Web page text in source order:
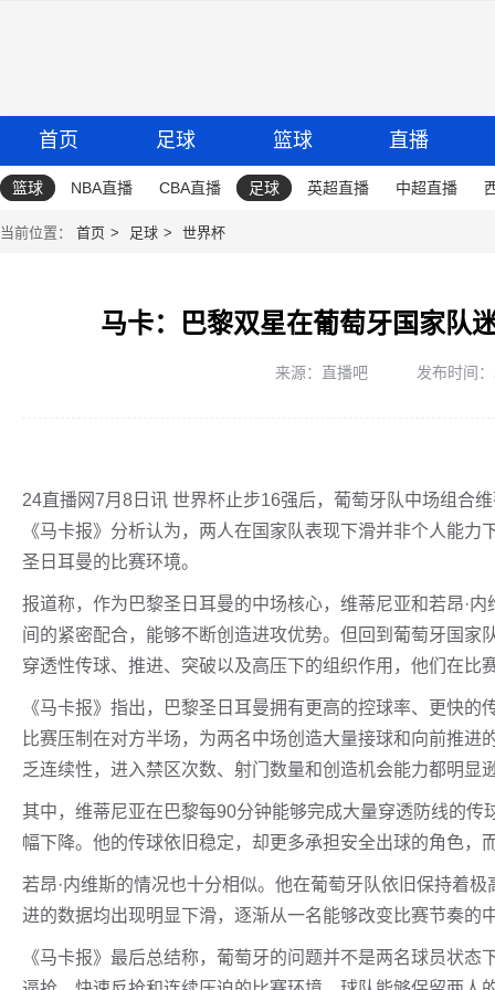
首页 足球 篮球 直播
篮球 NBA直播 CBA直播 足球 英超直播 中超直播
当前位置： 首页 足球 世界杯
马卡：巴黎双星在葡萄牙国家队
来源：直播吧 发布时间
24直播网7月8日讯 世界杯止步16强后，葡萄牙队中场组合
《马卡报》分析认为，两人在国家队表现下滑并非个人能
圣日耳曼的比赛环境。
报道称，作为巴黎圣日耳曼的中场核心，维蒂尼亚和若昂·
间的紧密配合，能够不断创造进攻优势。但回到葡萄牙国
穿透性传球、推进、突破以及高压下的组织作用，他们在比
《马卡报》指出，巴黎圣日耳曼拥有更高的控球率、更快
比赛压制在对方半场，为两名中场创造大量接球和向前推
乏连续性，进入禁区次数、射门数量和创造机会能力都明显
其中，维蒂尼亚在巴黎每90分钟能够完成大量穿透防线的
幅下降。他的传球依旧稳定，却更多承担安全出球的角色，
若昂·内维斯的情况也十分相似。他在葡萄牙队依旧保持着
进的数据均出现明显下滑，逐渐从一名能够改变比赛节奏的
《马卡报》最后总结称，葡萄牙的问题并不是两名球员状